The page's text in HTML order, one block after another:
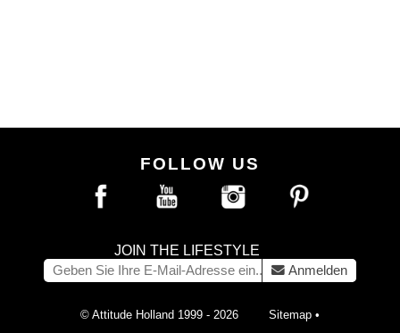
FOLLOW US
JOIN THE LIFESTYLE
Anmelden
© Attitude Holland 1999 - 2026 Sitemap •